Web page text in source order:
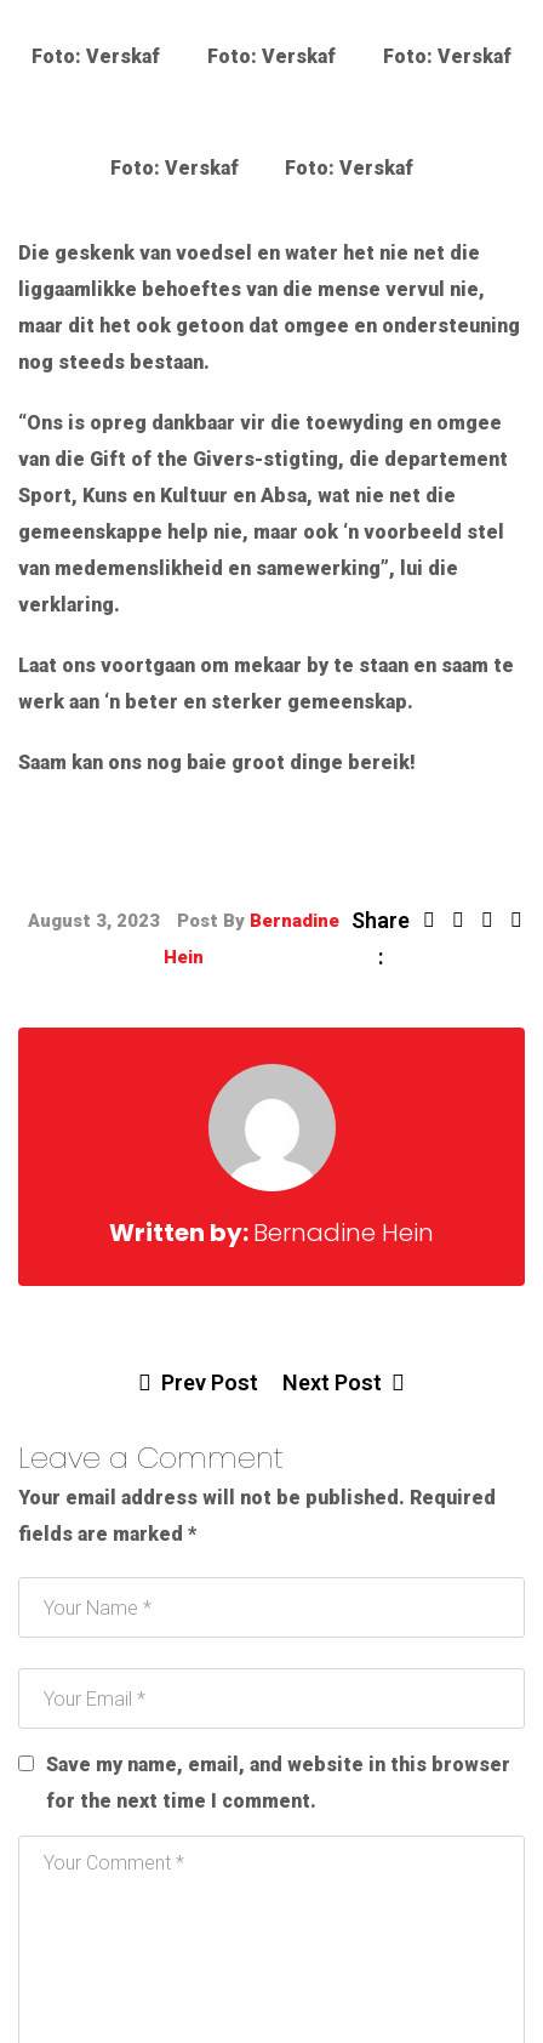
Foto: Verskaf Foto: Verskaf Foto: Verskaf
Foto: Verskaf Foto: Verskaf
Die geskenk van voedsel en water het nie net die
liggaamlikke behoeftes van die mense vervul nie,
maar dit het ook getoon dat omgee en ondersteuning
nog steeds bestaan.
“Ons is opreg dankbaar vir die toewyding en omgee
van die Gift of the Givers-stigting, die departement
Sport, Kuns en Kultuur en Absa, wat nie net die
gemeenskappe help nie, maar ook ‘n voorbeeld stel
van medemenslikheid en samewerking”, lui die
verklaring.
Laat ons voortgaan om mekaar by te staan en saam te
werk aan ‘n beter en sterker gemeenskap.
Saam kan ons nog baie groot dinge bereik!
August 3, 2023 Post By Bernadine
Hein
Share
:
Written by:Bernadine Hein
Prev Post Next Post
Leave a Comment
Your email address will not be published. Required
fields are marked *
Save my name, email, and website in this browser
for the next time I comment.